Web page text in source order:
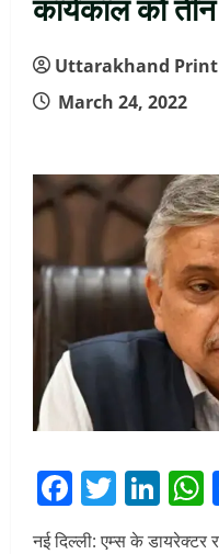
Uttarakhand
March 24, 2022
नई दिल्ली: एम्स के डायरेक्टर